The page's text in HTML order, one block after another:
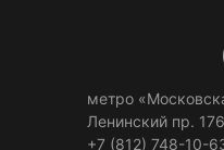
метро
Ленинский пр. 176
+7 (812) 748-10-